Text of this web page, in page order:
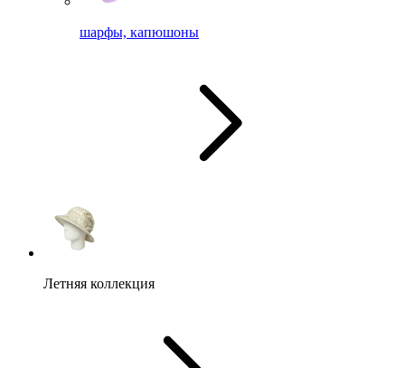
шарфы, капюшоны
Летняя коллекция